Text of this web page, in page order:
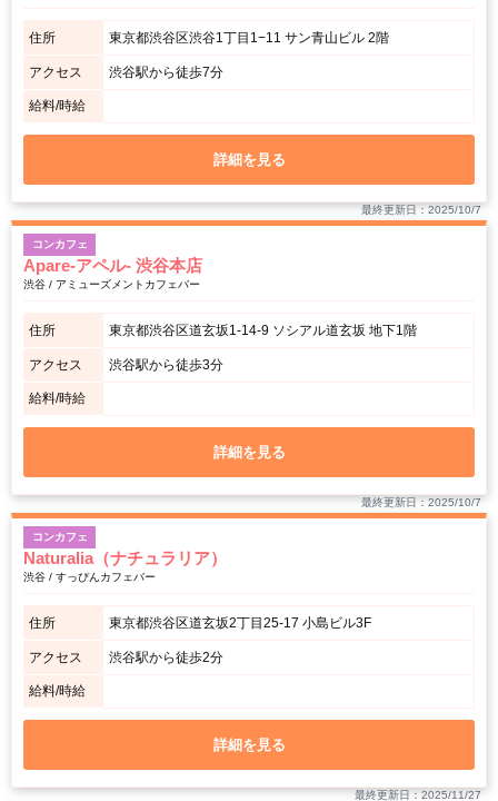
住所 東京都渋谷区渋谷1丁目1−11 サン青山ビル 2階
アクセス 渋谷駅から徒歩7分
給料/時給
詳細を見る
最終更新日：2025/10/7
コンカフェ
Apare-アペル- 渋谷本店
渋谷 / アミューズメントカフェバー
住所 東京都渋谷区道玄坂1-14-9 ソシアル道玄坂 地下1階
アクセス 渋谷駅から徒歩3分
給料/時給
詳細を見る
最終更新日：2025/10/7
コンカフェ
Naturalia（ナチュラリア）
渋谷 / すっぴんカフェバー
住所 東京都渋谷区道玄坂2丁目25-17 小島ビル3F
アクセス 渋谷駅から徒歩2分
給料/時給
詳細を見る
最終更新日：2025/11/27